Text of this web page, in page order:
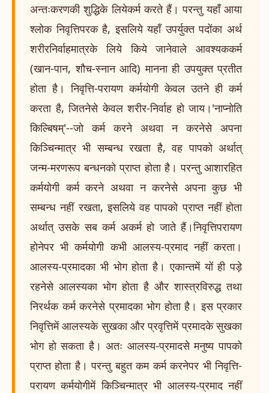
अन्तःकरणकी शुद्धिके लियेकर्म करते हैं। परन्तु यहाँ आया
श्लोक निवृत्तिपरक है, इसलिये यहाँ उपर्युक्त पदोंका अर्थ
शरीरनिर्वाहमात्रके लिये किये जानेवाले आवश्यककर्म
(खान-पान, शौच-स्नान आदि) मानना ही उपयुक्त प्रतीत
होता है। निवृत्ति-परायण कर्मयोगी केवल उतने ही कर्म
करता है, जितनेसे केवल शरीर-निर्वाह हो जाय।'नाप्नोति
किल्बिषम्'--जो कर्म करने अथवा न करनेसे अपना
किञ्चिन्मात्र भी सम्बन्ध रखता है, वह पापको अर्थात्
जन्म-मरणरूप बन्धनको प्राप्त होता है। परन्तु आशारहित
कर्मयोगी कर्म करने अथवा न करनेसे अपना कुछ भी
सम्बन्ध नहीं रखता, इसलिये वह पापको प्राप्त नहीं होता
अर्थात् उसके सब कर्म अकर्म हो जाते हैं।निवृत्तिपरायण
होनेपर भी कर्मयोगी कभी आलस्य-प्रमाद नहीं करता।
आलस्य-प्रमादका भी भोग होता है। एकान्तमें यों ही पड़े
रहनेसे आलस्यका भोग होता है और शास्त्रविरुद्ध तथा
निरर्थक कर्म करनेसे प्रमादका भोग होता है। इस प्रकार
निवृत्तिमें आलस्यके सुखका और प्रवृत्तिमें प्रमादके सुखका
भोग हो सकता है। अतः आलस्य-प्रमादसे मनुष्य पापको
प्राप्त होता है। परन्तु बहुत कम कर्म करनेपर भी निवृत्ति-
परायण कर्मयोगीमें किञ्चिन्मात्र भी आलस्य-प्रमाद नहीं